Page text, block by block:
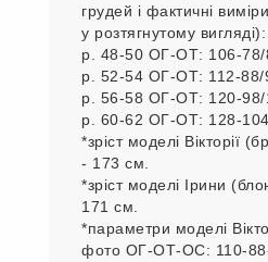
грудей і фактичні
у розтягнутому вигляді):
р. 48-50 ОГ-ОТ: 106-78/
р. 52-54 ОГ-ОТ: 112-88/
р. 56-58 ОГ-ОТ: 120-98/
р. 60-62 ОГ-ОТ: 128-
*зріст моделі Вікторії
- 173 см.
*зріст моделі Ірини
171 см.
*параметри моделі
фото ОГ-ОТ-ОС: 110-88-